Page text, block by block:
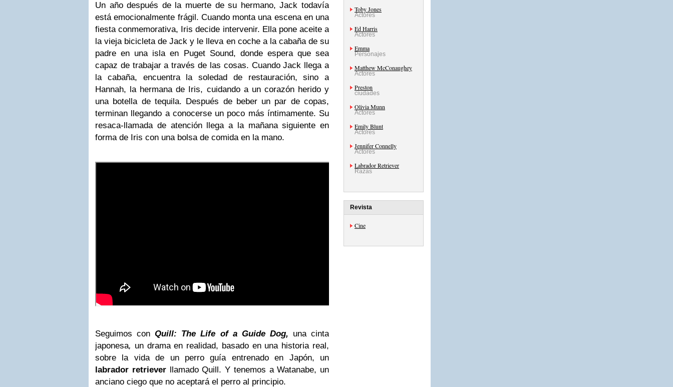
Un año después de la muerte de su hermano, Jack todavía
está emocionalmente frágil. Cuando monta una escena en una
fiesta conmemorativa, Iris decide intervenir. Ella pone aceite a
la vieja bicicleta de Jack y le lleva en coche a la cabaña de su
padre en una isla en Puget Sound, donde espera que sea
capaz de trabajar a través de las cosas. Cuando Jack llega a
la cabaña, encuentra la soledad de restauración, sino a
Hannah, la hermana de Iris, cuidando a un corazón herido y
una botella de tequila. Después de beber un par de copas,
terminan llegando a conocerse un poco más íntimamente. Su
resaca-llamada de atención llega a la mañana siguiente en
forma de Iris con una bolsa de comida en la mano.
Seguimos con Quill: The Life of a Guide Dog, una cinta
japonesa, un drama en realidad, basado en una historia real,
sobre la vida de un perro guía entrenado en Japón, un
labrador retrieverllamado Quill. Y tenemos a Watanabe, un
anciano ciego que no aceptará el perro al principio.
Toby Jones
Actores
Ed Harris
Actores
Emma
Personajes
Matthew McConaughey
Actores
Preston
ciudades
Olivia Munn
Actores
Emily Blunt
Actores
Jennifer Connelly
Actores
Labrador Retriever
Razas
Revista
Cine